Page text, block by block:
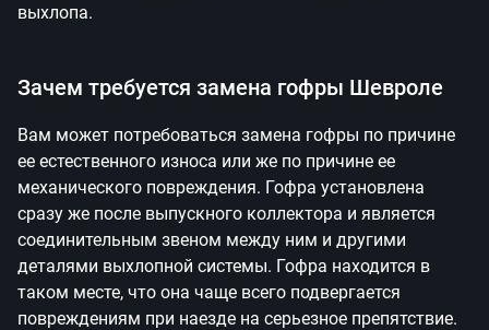
выхлопа.
Зачем требуется замена гофры Шевроле
Вам может потребоваться замена гофры по причине
ее естественного износа или же по причине ее
механического повреждения. Гофра установлена
сразу же после выпускного коллектора и является
соединительным звеном между ним и другими
деталями выхлопной системы. Гофра находится в
таком месте, что она чаще всего подвергается
повреждениям при наезде на серьезное препятствие.